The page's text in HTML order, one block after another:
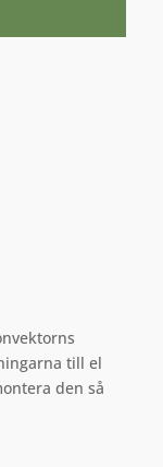
till el
den så